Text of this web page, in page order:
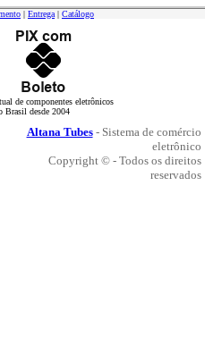
| Entrega | Catálogo
de componentes eletrônicos
Brasil desde 2004
Altana Tubes- Sistema de comércio
eletrônico
Copyright © - Todos os direitos
reservados